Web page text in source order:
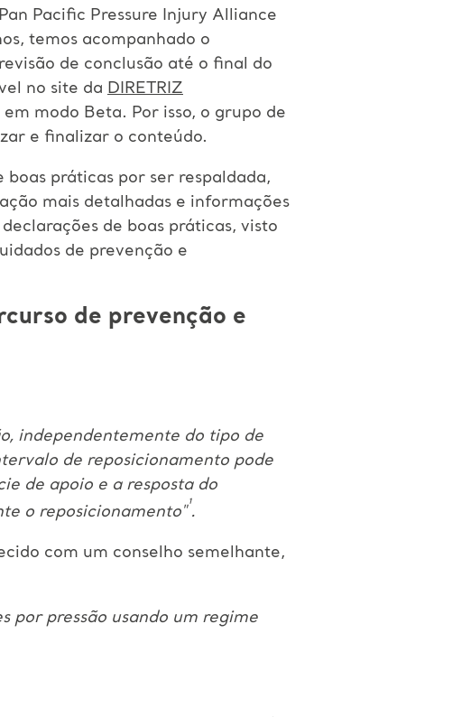
Pacific Pressure Injury Alliance
temos acompanhado o
de conclusão até o final do
no site da DIRETRIZ
modo Beta. Por isso, o grupo de
e finalizar o conteúdo.
práticas por ser respaldada,
mais detalhadas e informações
de boas práticas, visto
de prevenção e
de prevenção e
independentemente do tipo de
de reposicionamento pode
de apoio e a resposta do
o reposicionamento"¹.
com um conselho semelhante,
por pressão usando um regime